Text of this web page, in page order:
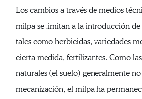
Los cambios a través de medios
milpa se limitan a la introducción de
tales como herbicidas, variedades
cierta medida, fertilizantes. Como
naturales (el suelo) generalmente
mecanización, el milpa ha